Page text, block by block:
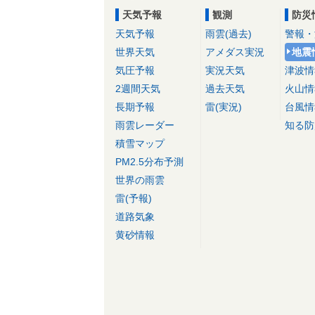
天気予報
天気予報
世界天気
気圧予報
2週間天気
長期予報
雨雲レーダー
積雪マップ
PM2.5分布予測
世界の雨雲
雷(予報)
道路気象
黄砂情報
観測
雨雲(過去)
アメダス実況
実況天気
過去天気
雷(実況)
防災
警報
地震
津波
火山
台風
知る